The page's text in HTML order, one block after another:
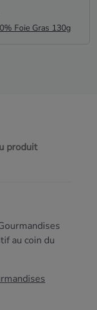
Foie Gras 130g
produit
au coin du